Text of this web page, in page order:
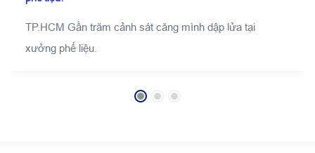
TP.HCM Gần trăm cảnh sát căng mình dập lửa tại
xưởng phế liệu.